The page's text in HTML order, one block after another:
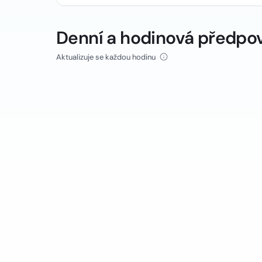
Denní a hodinová
Aktualizuje se každou hodinu